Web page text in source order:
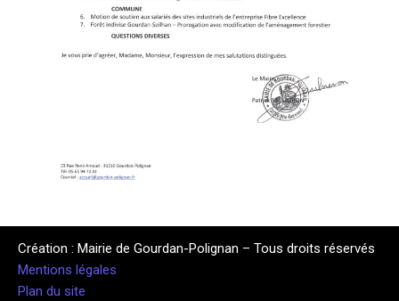
Création : Mairie de Gourdan-Polignan – Tous droits réservés
Mentions légales
Plan du site